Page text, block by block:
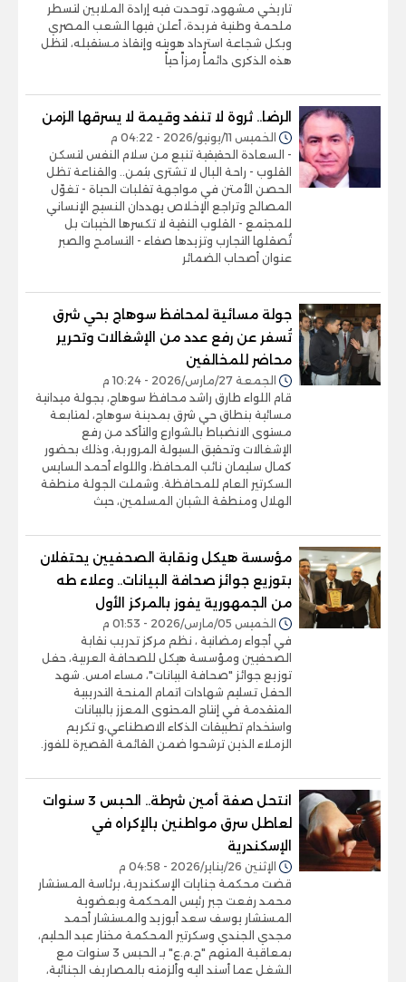
تاريخي مشهود، توحدت فيه إرادة الملايين لتسطر
ملحمة وطنية فريدة، أعلن فيها الشعب المصري
وبكل شجاعة استرداد هويته وإنقاذ مستقبله، لتظل
هذه الذكرى دائماً رمزاً حياً
الرضا.. ثروة لا تنفد وقيمة لا يسرقها الزمن
الخميس 11/يونيو/2026 - 04:22 م
- السعادة الحقيقية تنبع من سلام النفس لتسكن
القلوب - راحة البال لا تشترى بثمن.. والقناعة تظل
الحصن الأمتن في مواجهة تقلبات الحياة - تغوّل
المصالح وتراجع الإخلاص يهددان النسيج الإنساني
للمجتمع - القلوب النقية لا تكسرها الخيبات بل
تُصقلها التجارب وتزيدها صفاء - التسامح والصبر
عنوان أصحاب الضمائر
جولة مسائية لمحافظ سوهاج بحي شرق
تُسفر عن رفع عدد من الإشغالات وتحرير
محاضر للمخالفين
الجمعة 27/مارس/2026 - 10:24 م
قام اللواء طارق راشد محافظ سوهاج، بجولة ميدانية
مسائية بنطاق حي شرق بمدينة سوهاج، لمتابعة
مستوى الانضباط بالشوارع والتأكد من رفع
الإشغالات وتحقيق السيولة المرورية، وذلك بحضور
كمال سليمان نائب المحافظ، واللواء أحمد السايس
السكرتير العام للمحافظة. وشملت الجولة منطقة
الهلال ومنطقة الشبان المسلمين، حيث
مؤسسة هيكل ونقابة الصحفيين يحتفلان
بتوزيع جوائز صحافة البيانات.. وعلاء طه
من الجمهورية يفوز بالمركز الأول
الخميس 05/مارس/2026 - 01:53 م
في أجواء رمضانية ، نظم مركز تدريب نقابة
الصحفيين ومؤسسة هيكل للصحافة العربية، حفل
توزيع جوائز "صحافة البيانات"، مساء امس. شهد
الحفل تسليم شهادات اتمام المنحة التدريبية
المتقدمة في إنتاج المحتوى المعزز بالبيانات
واستخدام تطبيقات الذكاء الاصطناعي،و تكريم
الزملاء الذين ترشحوا ضمن القائمة القصيرة للفوز.
انتحل صفة أمين شرطة.. الحبس 3 سنوات
لعاطل سرق مواطنين بالإكراه في
الإسكندرية
الإثنين 26/يناير/2026 - 04:58 م
قضت محكمة جنايات الإسكندرية، برئاسة المستشار
محمد رفعت جبر رئيس المحكمة وبعضوية
المستشار يوسف سعد أبوزيد والمستشار أحمد
مجدي الجندي وسكرتير المحكمة مختار عبد الحليم،
بمعاقبة المتهم "ح.م.ع" بـ الحبس 3 سنوات مع
الشغل عما أسند اليه وألزمته بالمصاريف الجنائية،